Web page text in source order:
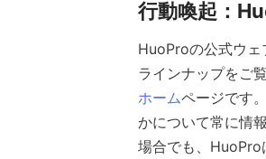
HuoProの公式ウ
ホームページです
かについて常に情
場合でも、HuoPro